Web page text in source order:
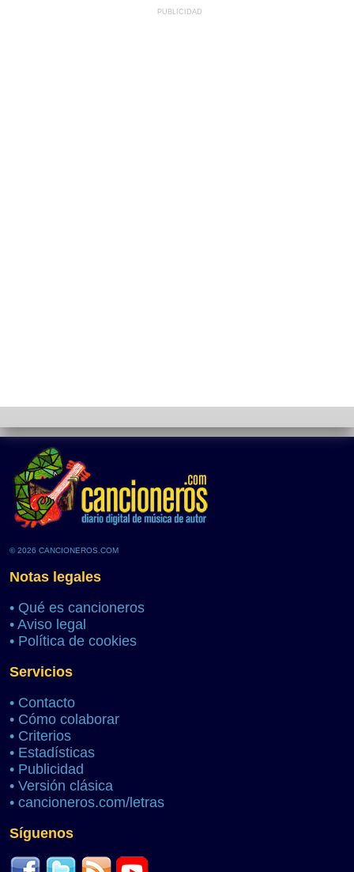
PUBLICIDAD
© 2026 CANCIONEROS.COM
Notas legales
• Qué es cancioneros
• Aviso legal
• Política de cookies
Servicios
• Contacto
• Cómo colaborar
• Criterios
• Estadísticas
• Publicidad
• Versión clásica
• cancioneros.com/letras
Síguenos